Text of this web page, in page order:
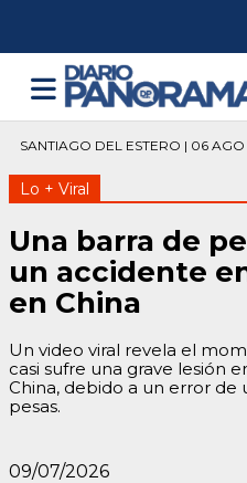
SANTIAGO DEL ESTERO | 06
Lo + Viral
Una barra de
un accidente
en China
Un video viral revela el
casi sufre una grave lesión
China, debido a un error
pesas.
09/07/2026